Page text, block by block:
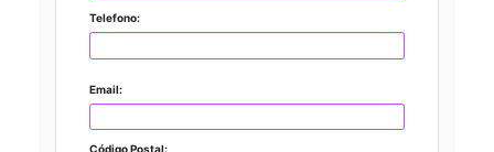
Telefono:
Email:
Código Postal: